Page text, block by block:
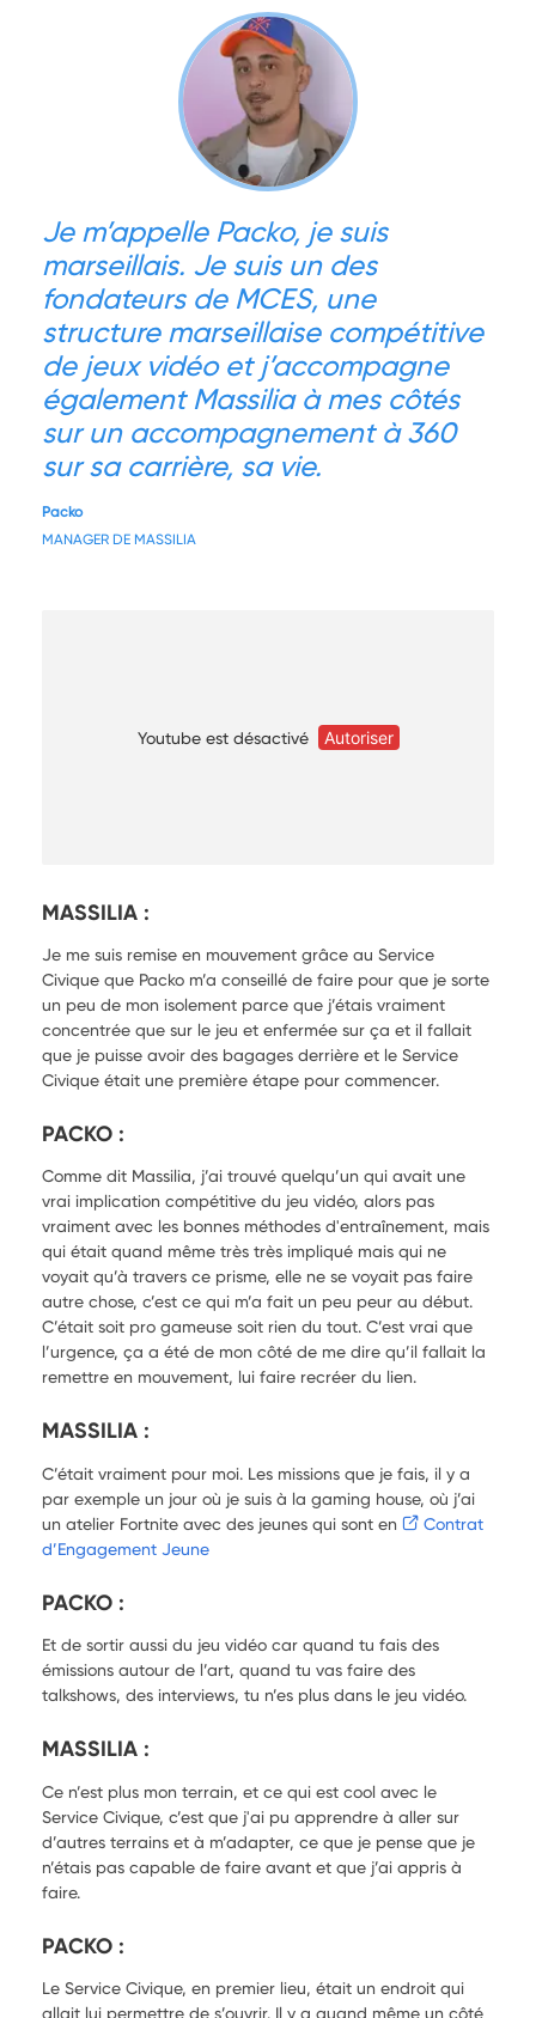
Je m’appelle Packo, je suis
marseillais. Je suis un des
fondateurs de MCES, une
structure marseillaise compétitive
de jeux vidéo et j’accompagne
également Massilia à mes côtés
sur un accompagnement à 360
sur sa carrière, sa vie.
Packo
MANAGER DE MASSILIA
Youtube est désactivé Autoriser
MASSILIA :
Je me suis remise en mouvement grâce au Service
Civique que Packo m’a conseillé de faire pour que je sorte
un peu de mon isolement parce que j’étais vraiment
concentrée que sur le jeu et enfermée sur ça et il fallait
que je puisse avoir des bagages derrière et le Service
Civique était une première étape pour commencer.
PACKO :
Comme dit Massilia, j’ai trouvé quelqu’un qui avait une
vrai implication compétitive du jeu vidéo, alors pas
vraiment avec les bonnes méthodes d'entraînement, mais
qui était quand même très très impliqué mais qui ne
voyait qu’à travers ce prisme, elle ne se voyait pas faire
autre chose, c’est ce qui m’a fait un peu peur au début.
C’était soit pro gameuse soit rien du tout. C’est vrai que
l’urgence, ça a été de mon côté de me dire qu’il fallait la
remettre en mouvement, lui faire recréer du lien.
MASSILIA :
C’était vraiment pour moi. Les missions que je fais, il y a
par exemple un jour où je suis à la gaming house, où j’ai
un atelier Fortnite avec des jeunes qui sont en
Contrat
d’Engagement Jeune
PACKO :
Et de sortir aussi du jeu vidéo car quand tu fais des
émissions autour de l’art, quand tu vas faire des
talkshows, des interviews, tu n’es plus dans le jeu vidéo.
MASSILIA :
Ce n’est plus mon terrain, et ce qui est cool avec le
Service Civique, c’est que j'ai pu apprendre à aller sur
d’autres terrains et à m’adapter, ce que je pense que je
n’étais pas capable de faire avant et que j’ai appris à
faire.
PACKO :
Le Service Civique, en premier lieu, était un endroit qui
allait lui permettre de s’ouvrir. Il y a quand même un côté